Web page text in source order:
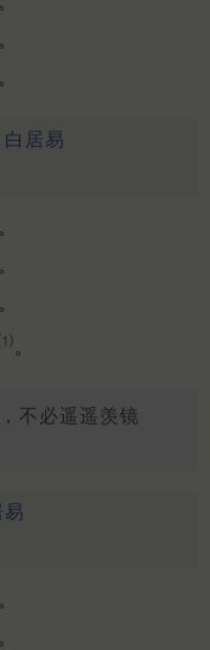
白居易
。
不必遥遥羡镜
易